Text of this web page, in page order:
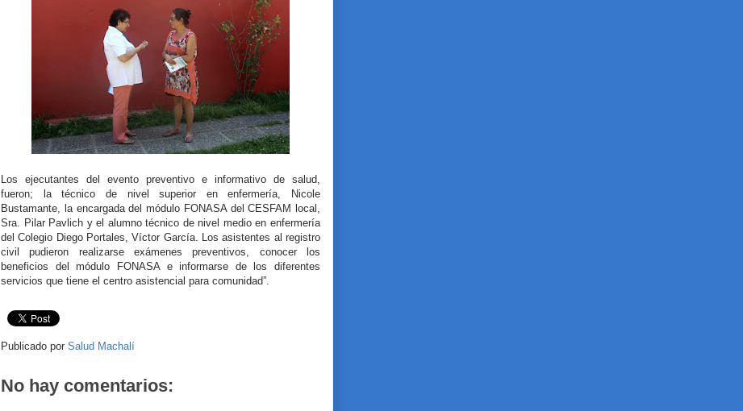
Los ejecutantes del evento preventivo e informativo de salud,
fueron; la técnico de nivel superior en enfermería, Nicole
Bustamante, la encargada del módulo FONASA del CESFAM local,
Sra. Pilar Pavlich y el alumno técnico de nivel medio en enfermería
del Colegio Diego Portales, Víctor García. Los asistentes al registro
civil pudieron realizarse exámenes preventivos, conocer los
beneficios del módulo FONASA e informarse de los diferentes
servicios que tiene el centro asistencial para comunidad”.
Publicado por Salud Machalí
No hay comentarios: